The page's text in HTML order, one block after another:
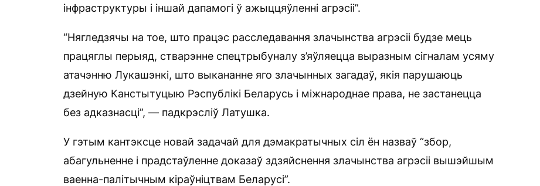
інфраструктуры і іншай дапамогі ў ажыццяўленні агрэсіі”.
“Нягледзячы на тое, што працэс расследавання злачынства агрэсіі будзе мець
працяглы перыяд, стварэнне спецтрыбуналу з’яўляецца выразным сігналам усяму
атачэнню Лукашэнкі, што выкананне яго злачынных загадаў, якія парушаюць
дзейную Канстытуцыю Рэспублікі Беларусь і міжнароднае права, не застанецца
без адказнасці”, — падкрэсліў Латушка.
У гэтым кантэксце новай задачай для дэмакратычных сіл ён назваў “збор,
абагульненне і прадстаўленне доказаў здзяйснення злачынства агрэсіі вышэйшым
ваенна-палітычным кіраўніцтвам Беларусі”.